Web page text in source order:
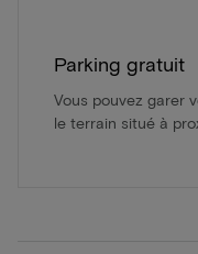
Parking gratuit
Vous pouvez garer
le terrain situé à